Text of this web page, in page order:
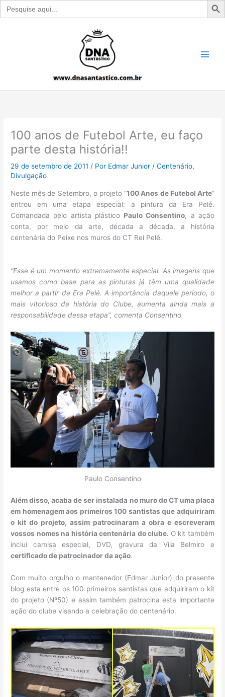
Search
for:
100 anos de Futebol Arte, eu faço
parte desta história!!
29 de setembro de 2011/ Por Edmar Junior/Centenário,
Divulgação
Neste mês de Setembro, o projeto “100 Anos de Futebol Arte”
entrou em uma etapa especial: a pintura da Era Pelé.
Comandada pelo artista plástico Paulo Consentino, a ação
conta, por meio da arte, década a década, a história
centenária do Peixe nos muros do CT Rei Pelé.
“Esse é um momento extremamente especial. As imagens que
usamos como base para as pinturas já têm uma qualidade
melhor a partir da Era Pelé. A importância daquele período, o
mais vitorioso da história do Clube, aumenta ainda mais a
responsabilidade dessa etapa”, comenta Consentino.
Paulo Consentino
Além disso, acaba de ser instalada no muro do CT uma placa
em homenagem aos primeiros 100 santistas que adquiriram
o kit do projeto, assim patrocinaram a obra e escreveram
vossos nomes na história centenária do clube. O kit também
inclui camisa especial, DVD, gravura da Vila Belmiro e
certificado de patrocinador da ação.
Com muito orgulho o mantenedor (Edmar Junior) do presente
blog esta entre os 100 primeiros santistas que adquiriram o kit
do projeto (Nº50) e assim também patrocina esta importante
ação do clube visando a celebração do centenário.